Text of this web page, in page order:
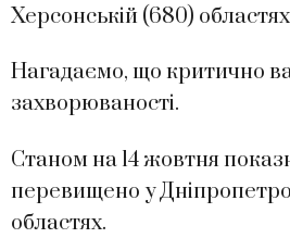
Херсонській (680)
Нагадаємо, що критично
захворюваності.
Станом на 14 жовтня
перевищено у
областях.